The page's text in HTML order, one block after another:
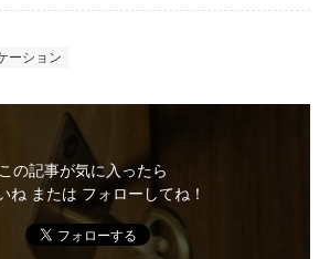
ーション
この記事が気に入ったら
ね または フォローしてね！